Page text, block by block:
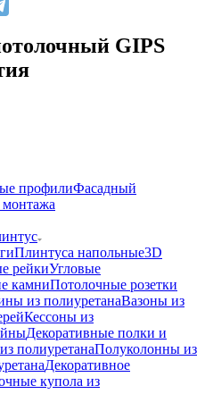
GIPS
профилиФасадный
Плинтуса напольные3D
рейкиУгловые
камниПотолочные розетки
из полиуретанаВазоны из
Кессоны из
Декоративные полки и
полиуретанаПолуколонны из
Декоративное
купола из